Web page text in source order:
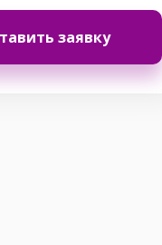
заявку